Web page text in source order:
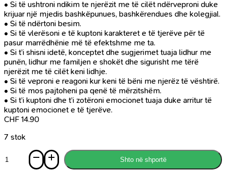
• Si të ushtroni ndikim te njerëzit me të cilët ndërveproni duke
krijuar një mjedis bashkëpunues, bashkërendues dhe kolegjial.
• Si të ndërtoni besim.
• Si të vlerësoni e të kuptoni karakteret e të tjerëve për të
pasur marrëdhënie më të efektshme me ta.
• Si t’i shisni idetë, konceptet dhe sugjerimet tuaja lidhur me
punën, lidhur me familjen e shokët dhe sigurisht me tërë
njerëzit me të cilët keni lidhje.
• Si të veproni e reagoni kur keni të bëni me njerëz të vështirë.
• Si të mos pajtoheni pa qenë të mërzitshëm.
• Si t’i kuptoni dhe t’i zotëroni emocionet tuaja duke arritur të
kuptoni emocionet e të tjerëve.
CHF 14.90
7 stok
Si
Shto në shportë